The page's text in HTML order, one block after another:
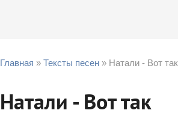
Главная » Тексты песен » Натали - Вот так
Натали - Вот так